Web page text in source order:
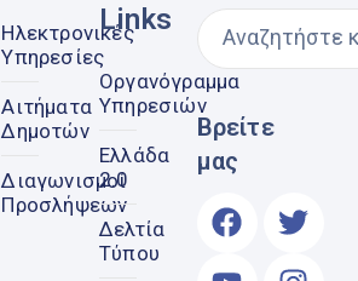
Ηλεκτρονικές
Υπηρεσίες
Αιτήματα
Δημοτών
Διαγωνισμοί
Προσλήψεων
Links
Οργανόγραμμα
Υπηρεσιών
Ελλάδα
2.0
Δελτία
Τύπου
Βρείτε
μας